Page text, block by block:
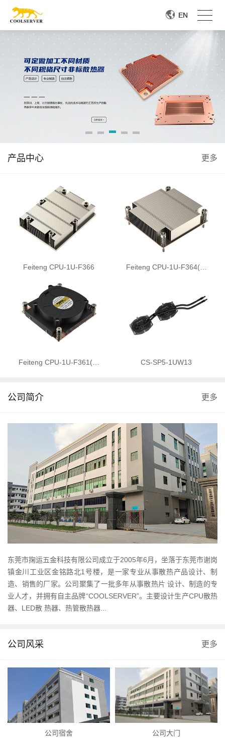
EN
EN
产品中心 更多
Feiteng CPU-1U-F366 Feiteng CPU-1U-F364(…
Feiteng CPU-1U-F361(… CS-SP5-1UW13
公司简介 更多
东莞市掬运五金科技有限公司成立于2005年6月，坐落于东莞市谢岗
镇金川工业区金铭路北1号楼，是一家专业从事散热产品设计、制
造、销售的厂家。公司聚集了一批多年从事散热片 设计、制造的专
业人才，并拥有自主品牌“COOLSERVER”。主要设计生产CPU散热
器、LED散 热器、热管散热器...
公司风采 更多
公司宿舍 公司大门